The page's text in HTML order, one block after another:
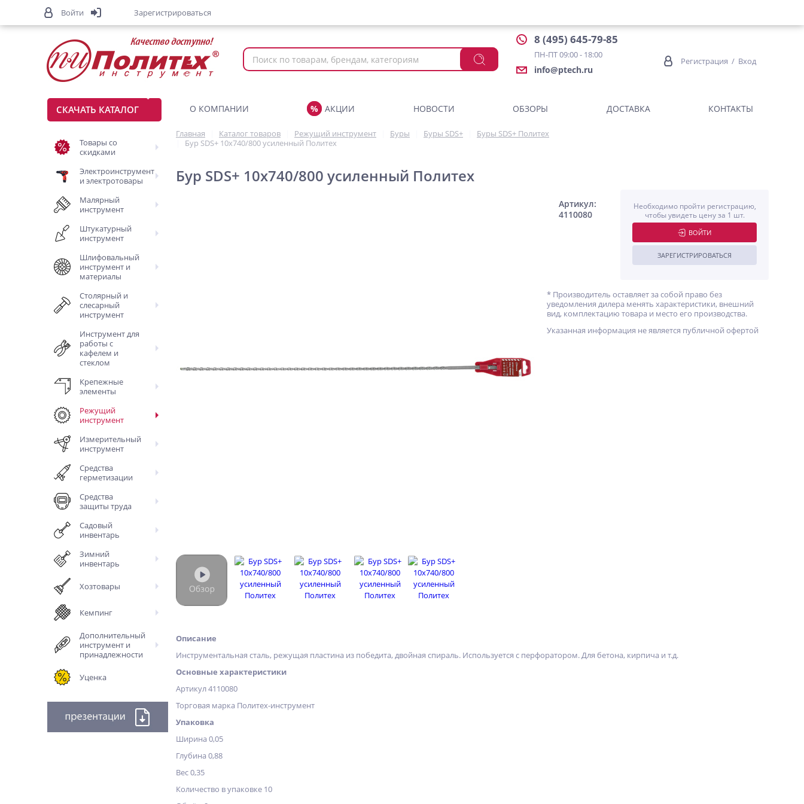
8 (495) 645-79-85
ПН-ПТ 09:00 - 18:00
info@ptech.ru
Регистрация / Вход
СКАЧАТЬ КАТАЛОГ
Товары со
скидками
Электроинструмент
и электротовары
Малярный
инструмент
Штукатурный
инструмент
Шлифовальный
инструмент и
материалы
Столярный и
слесарный
инструмент
Инструмент для
работы с
кафелем и
стеклом
Крепежные
элементы
Режущий
инструмент
Измерительный
инструмент
Средства
герметизации
Средства
защиты труда
Садовый
инвентарь
Зимний
инвентарь
Хозтовары
Кемпинг
Дополнительный
инструмент и
принадлежности
Уценка
О КОМПАНИИ АКЦИИ НОВОСТИ ОБЗОРЫ ДОСТАВКА КОНТАКТЫ
Главная Каталог товаров Режущий инструмент Буры Буры SDS+
Буры SDS+ Политех
Бур SDS+ 10х740/800 усиленный Политех
Бур SDS+ 10х740/800 усиленный Политех
Артикул:
4110080
Необходимо пройти регистрацию,
чтобы увидеть цену за 1 шт.
ВОЙТИ
ЗАРЕГИСТРИРОВАТЬСЯ
* Производитель оставляет за собой право без
уведомления дилера менять характеристики, внешний
вид, комплектацию товара и место его производства.
Указанная информация не является публичной офертой
Описание
Инструментальная сталь, режущая пластина из победита, двойная спираль. Используется с перфоратором. Для бетона, кирпича и т.д.
Основные характеристики
Артикул 4110080
Торговая марка Политех-инструмент
Упаковка
Ширина 0,05
Глубина 0,88
Вес 0,35
Количество в упаковке 10
Войти Зарегистрироваться